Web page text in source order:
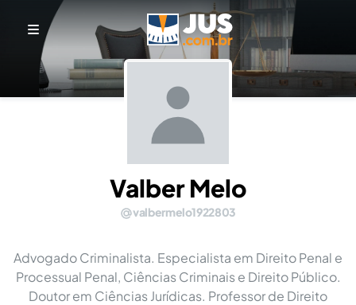
Valber Melo
valbermelo1922803
Advogado Criminalista. Especialista em Direito Penal e
Processual Penal, Ciências Criminais e Direito Público.
Doutor em Ciências Jurídicas. Professor de Direito